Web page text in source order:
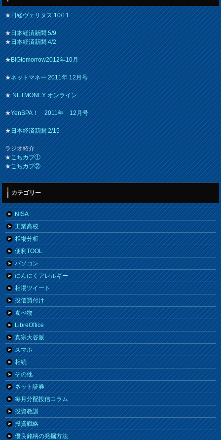
★日経ヴェリタス 10/11
★日本経済新聞 5/9
★日本経済新聞 4/2
★BIGtomorrow2012年10月
★ネットマネー 2011年 12月号
★NETMONEY オンライン
★YenSPA！ 2011年 12月号
★日本経済新聞 2/15
ラジオ紹介
★こちカブ①
★こちカブ②
カテゴリー
NISA
工業高校
相場分析
便利TOOL
パソコン
にんにくアレルギー
相場ツイート
投信買付け
食べ物
LibreOffice
真宗大谷派
スマホ
相続
その他
ネット証券
毎月分配投信コラム
投資教訓
投資戦略
優良銘柄の発掘方法